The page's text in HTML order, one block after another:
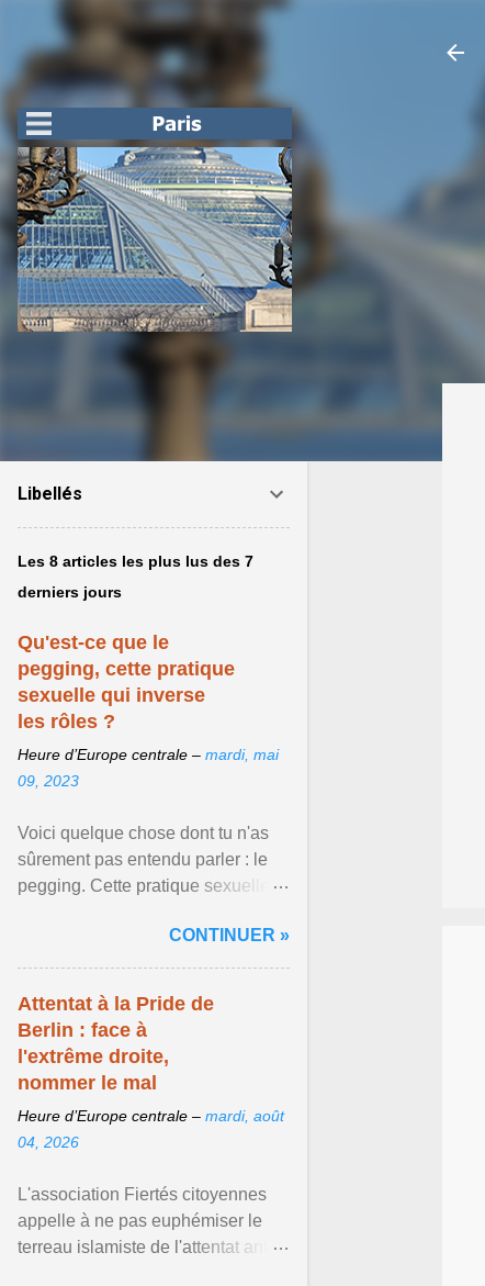
Libellés
Les 8 articles les plus lus des 7
derniers jours
Qu'est-ce que le
pegging, cette pratique
sexuelle qui inverse
les rôles ?
Heure d’Europe centrale – mardi, mai
09, 2023
Voici quelque chose dont tu n'as
sûrement pas entendu parler : le
pegging. Cette pratique sexuelle
de changer ... Afficher l'article ...
CONTINUER »
Attentat à la Pride de
Berlin : face à
l'extrême droite,
nommer le mal
Heure d’Europe centrale – mardi, août
04, 2026
L'association Fiertés citoyennes
appelle à ne pas euphémiser le
terreau islamiste de l'attentat anti-